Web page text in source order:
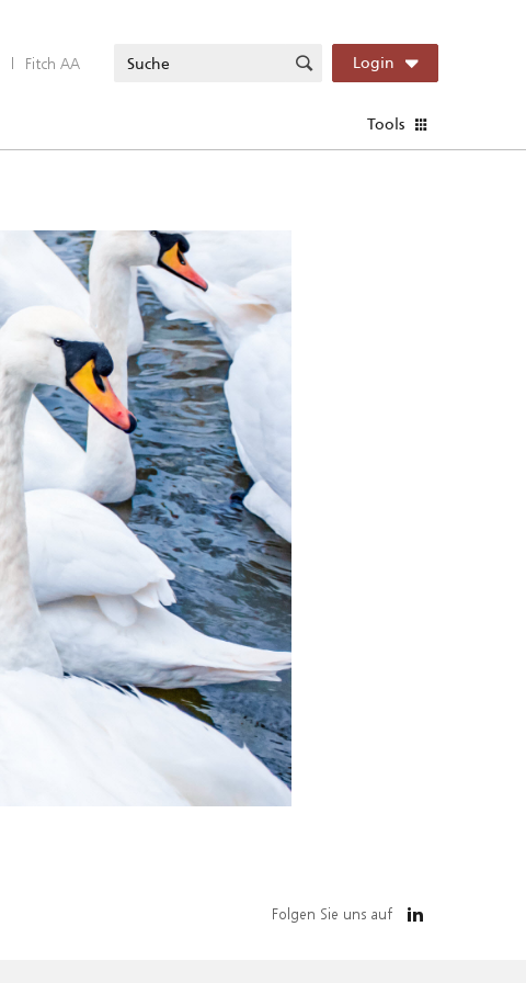
| Fitch AA Login
Tools
Folgen Sie uns auf